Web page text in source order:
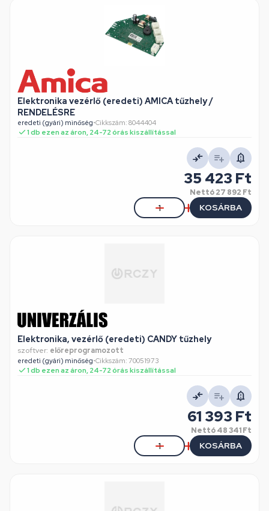
Elektronika vezérlő (eredeti) AMICA tűzhely /
RENDELÉSRE
eredeti (gyári) minőség•Cikkszám: 8044404
1 db ezen az áron, 24-72 órás kiszállítással
35 423 Ft
Nettó27 892 Ft
KOSÁRBA
Elektronika, vezérlő (eredeti) CANDY tűzhely
szoftver: előreprogramozott
eredeti (gyári) minőség•Cikkszám: 70051973
1 db ezen az áron, 24-72 órás kiszállítással
61 393 Ft
Nettó48 341 Ft
KOSÁRBA